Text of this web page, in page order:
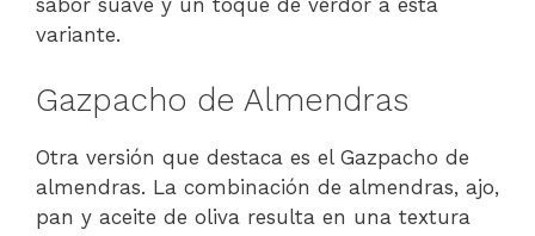
sabor suave y un toque de verdor a esta
variante.
Gazpacho de Almendras
Otra versión que destaca es el Gazpacho de
almendras. La combinación de almendras, ajo,
pan y aceite de oliva resulta en una textura